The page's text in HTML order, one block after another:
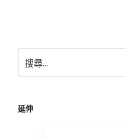
尋
字:
延伸